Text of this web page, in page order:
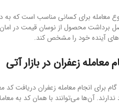
معامله برای کسانی مناسب است که به
برداشت محصول از نوسان قیمت در امان
آینده خود را مشخص کند.
معامله زعفران در بازار آتی
گام برای انجام معامله زعفران دریافت
آن‌ها می‌توانند با همان کد به